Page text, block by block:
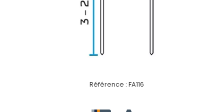
Référence : FA116